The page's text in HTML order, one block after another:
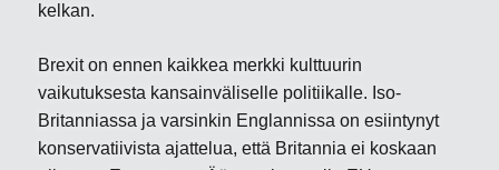
kelkan.
Brexit on ennen kaikkea merkki kulttuurin
vaikutuksesta kansainväliselle politiikalle. Iso-
Britanniassa ja varsinkin Englannissa on esiintynyt
konservatiivista ajattelua, että Britannia ei koskaan